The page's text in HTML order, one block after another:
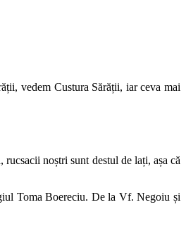
vedem Custura Sărății, iar ceva mai
noștri sunt destul de lați, așa că
Toma Boereciu. De la Vf. Negoiu și